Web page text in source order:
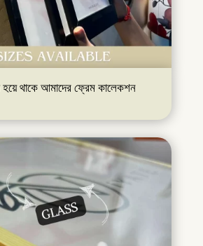
থাকে আমাদের ফ্রেম কালেকশন